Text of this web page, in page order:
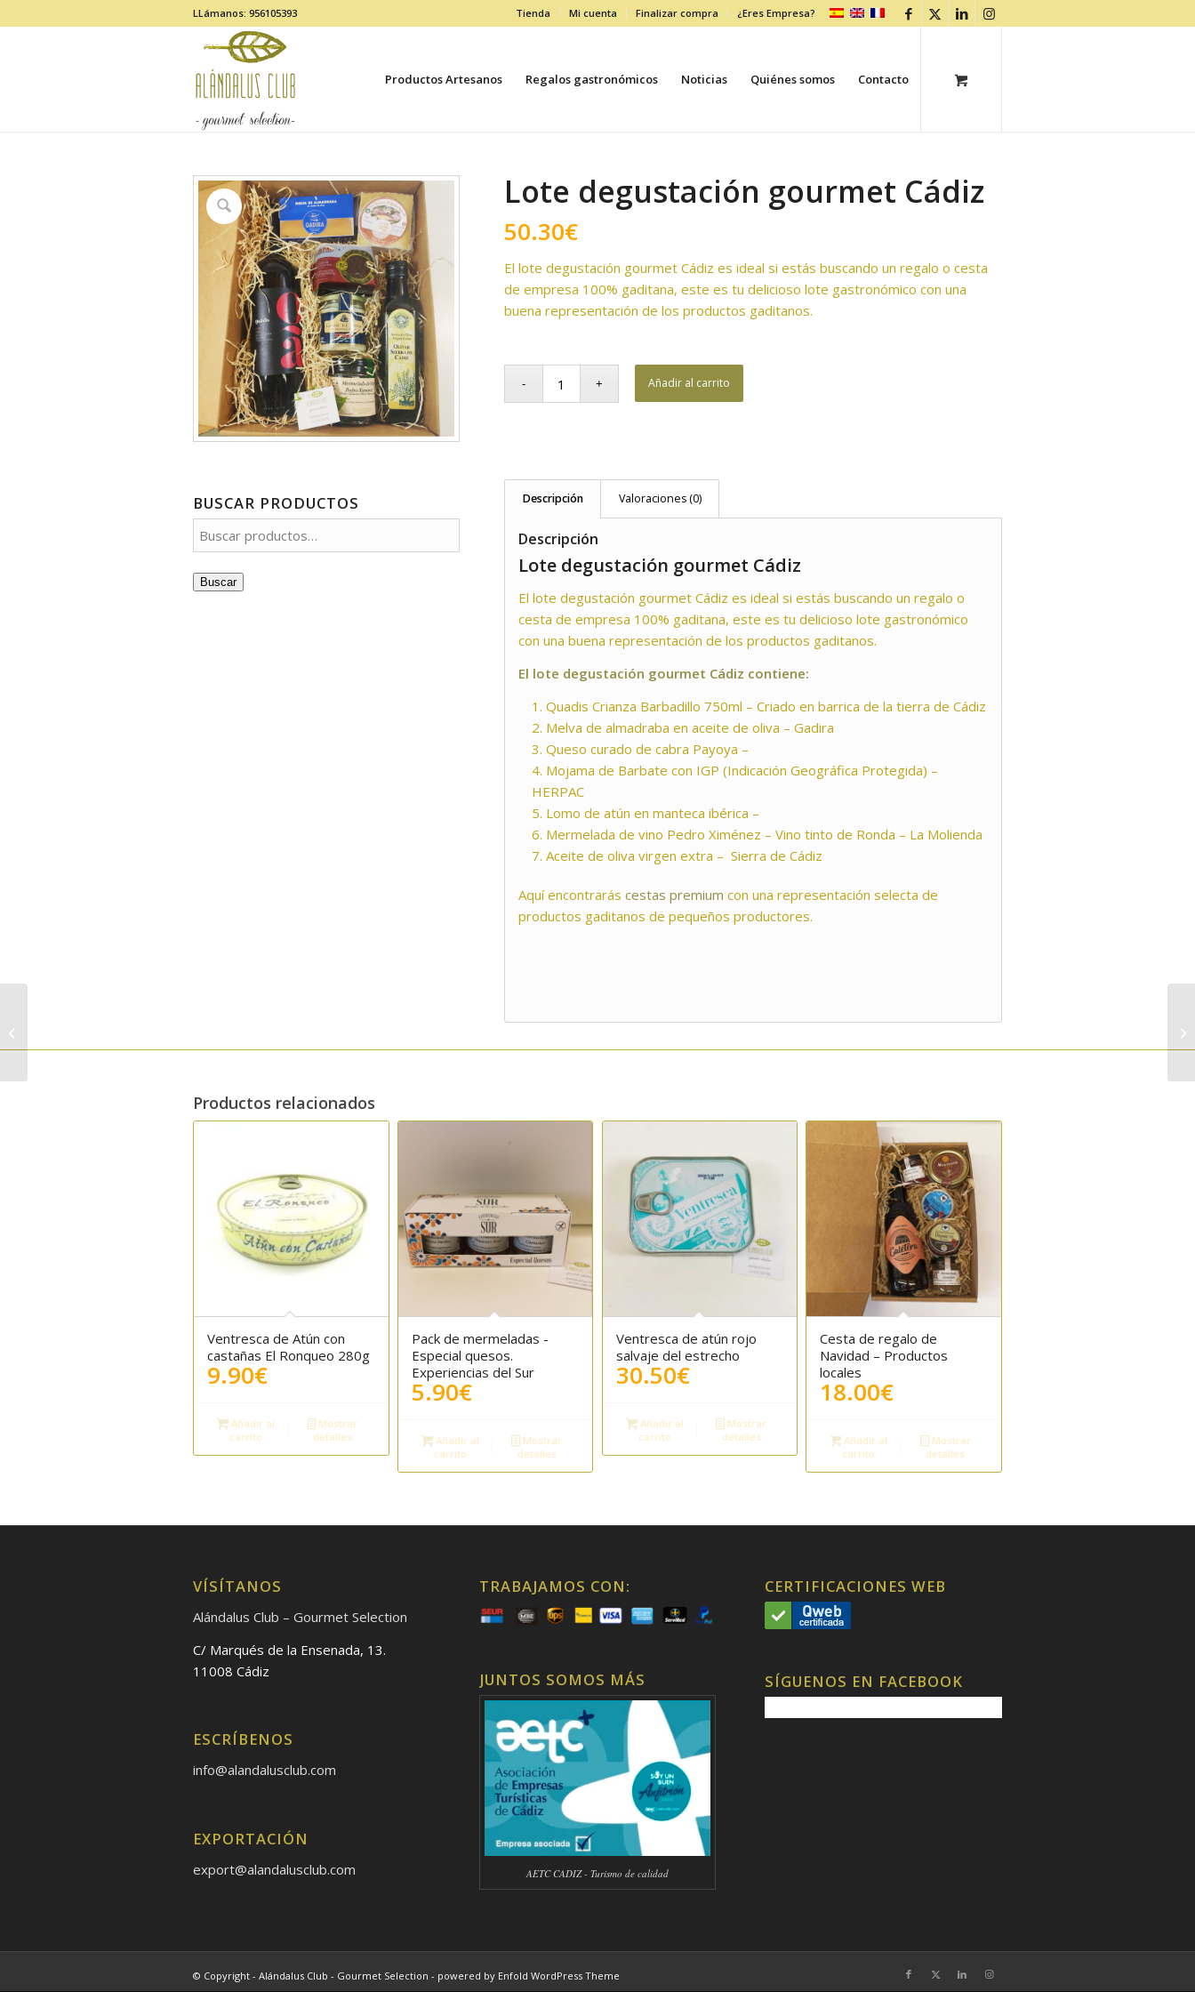
Tienda Mi cuenta Finalizar compra ¿Eres Empresa?
LLámanos: 956105393
Productos Artesanos Regalos gastronómicos Noticias Quiénes somos Contacto
BUSCAR PRODUCTOS
Buscar
Lote degustación gourmet Cádiz
50.30€
El lote degustación gourmet Cádiz es ideal si estás buscando un regalo o cesta
de empresa 100% gaditana, este es tu delicioso lote gastronómico con una
buena representación de los productos gaditanos.
Añadir al carrito
Descripción Valoraciones (0)
Descripción
Lote degustación gourmet Cádiz
El lote degustación gourmet Cádiz es ideal si estás buscando un regalo o
cesta de empresa 100% gaditana, este es tu delicioso lote gastronómico
con una buena representación de los productos gaditanos.
El lote degustación gourmet Cádiz contiene:
Quadis Crianza Barbadillo 750ml – Criado en barrica de la tierra de Cádiz
Melva de almadraba en aceite de oliva – Gadira
Queso curado de cabra Payoya –
Mojama de Barbate con IGP (Indicación Geográfica Protegida) –
HERPAC
Lomo de atún en manteca ibérica –
Mermelada de vino Pedro Ximénez – Vino tinto de Ronda – La Molienda
Aceite de oliva virgen extra – Sierra de Cádiz
Aquí encontraráscestas premium con una representación selecta de
productos gaditanos de pequeños productores.
Productos relacionados
Ventresca de Atún con
castañas El Ronqueo 280g
9.90€
Añadir al
carrito
Mostrar
detalles
Pack de mermeladas -
Especial quesos.
Experiencias del Sur
5.90€
Añadir al
carrito
Mostrar
detalles
Ventresca de atún rojo
salvaje del estrecho
30.50€
Añadir al
carrito
Mostrar
detalles
Cesta de regalo de
Navidad – Productos
locales
18.00€
Añadir al
carrito
Mostrar
detalles
VÍSÍTANOS
Alándalus Club – Gourmet Selection
C/ Marqués de la Ensenada, 13.
11008 Cádiz
ESCRÍBENOS
info@alandalusclub.com
EXPORTACIÓN
export@alandalusclub.com
TRABAJAMOS CON:
JUNTOS SOMOS MÁS
AETC CADIZ - Turismo de calidad
CERTIFICACIONES WEB
SÍGUENOS EN FACEBOOK
© Copyright - Alándalus Club - Gourmet Selection - powered by Enfold WordPress Theme